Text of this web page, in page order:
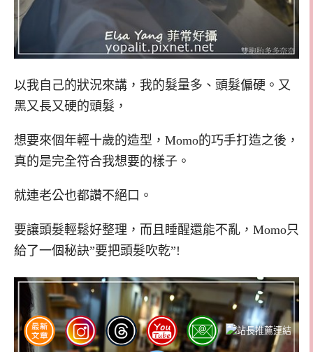
以我自己的狀況來講，我的髮量多、頭髮偏硬。又
黑又長又硬的頭髮，
想要來個年輕十歲的造型，Momo的巧手打造之後，
真的是完全符合我想要的樣子。
就連老公也都讚不絕口。
要讓頭髮輕鬆好整理，而且睡醒還能不亂，Momo只
給了一個秘訣”要把頭髮吹乾”!